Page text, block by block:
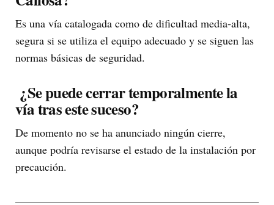
Es una vía catalogada como de dificultad media-alta,
segura si se utiliza el equipo adecuado y se siguen las
normas básicas de seguridad.
¿Se puede cerrar temporalmente la
vía tras este suceso?
De momento no se ha anunciado ningún cierre,
aunque podría revisarse el estado de la instalación por
precaución.